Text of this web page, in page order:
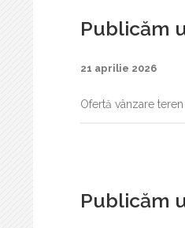
Publicăm
21 aprilie 2026
Ofertă vânzare
Publicăm